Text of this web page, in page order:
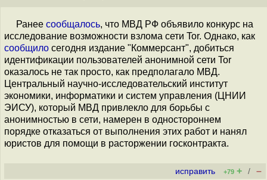
Ранее сообщалось, что МВД РФ объявило конкурс на
исследование возможности взлома сети Tor. Однако, как
сообщило сегодня издание "Коммерсант", добиться
идентификации пользователей анонимной сети Tor
оказалось не так просто, как предполагало МВД.
Центральный научно-исследовательский институт
экономики, информатики и систем управления (ЦНИИ
ЭИСУ), который МВД привлекло для борьбы с
анонимностью в сети, намерен в одностороннем
порядке отказаться от выполнения этих работ и нанял
юристов для помощи в расторжении госконтракта.
исправить +79 + / –